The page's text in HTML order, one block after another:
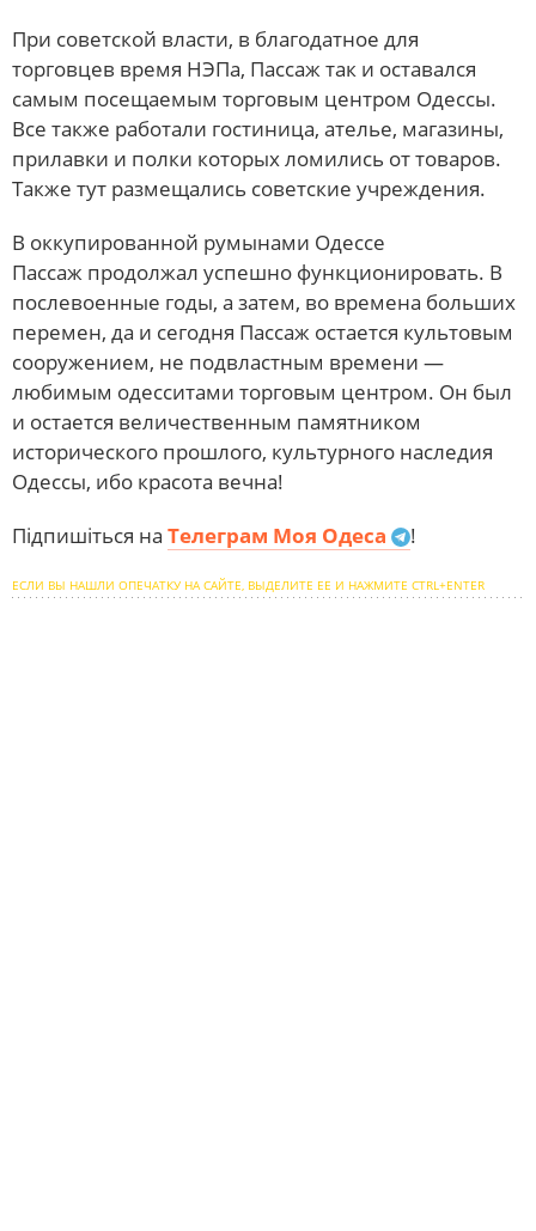
При советской власти, в благодатное для
торговцев время НЭПа, Пассаж так и оставался
самым посещаемым торговым центром Одессы.
Все также работали гостиница, ателье, магазины,
прилавки и полки которых ломились от товаров.
Также тут размещались советские учреждения.
В оккупированной румынами Одессе
Пассаж продолжал успешно функционировать. В
послевоенные годы, а затем, во времена больших
перемен, да и сегодня Пассаж остается культовым
сооружением, не подвластным времени —
любимым одесситами торговым центром. Он был
и остается величественным памятником
исторического прошлого, культурного наследия
Одессы, ибо красота вечна!
Підпишіться на Телеграм Моя Одеса !
ЕСЛИ ВЫ НАШЛИ ОПЕЧАТКУ НА САЙТЕ, ВЫДЕЛИТЕ ЕЕ И НАЖМИТЕ CTRL+ENTER